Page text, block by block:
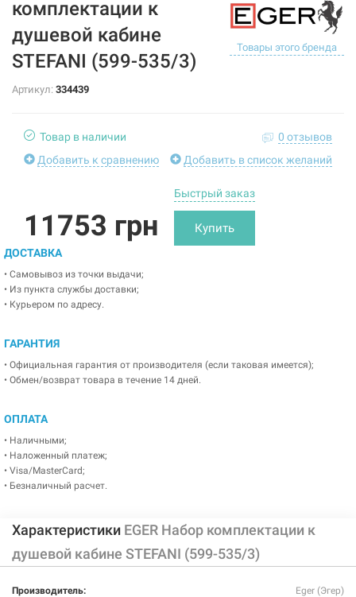
комплектации к
душевой кабине
STEFANI (599-535/3)
Товары этого бренда
Артикул: 334439
Товар в наличии
0 отзывов
Добавить к сравнению
Добавить в список желаний
11753 грн Купить
Быстрый заказ
ДОСТАВКА
• Самовывоз из точки выдачи;
• Из пункта службы доставки;
• Курьером по адресу.
ГАРАНТИЯ
• Официальная гарантия от производителя (если таковая имеется);
• Обмен/возврат товара в течение 14 дней.
ОПЛАТА
• Наличными;
• Наложенный платеж;
• Visa/MasterCard;
• Безналичный расчет.
Характеристики EGER Набор комплектации к
душевой кабине STEFANI (599-535/3)
Производитель: Eger (Эгер)